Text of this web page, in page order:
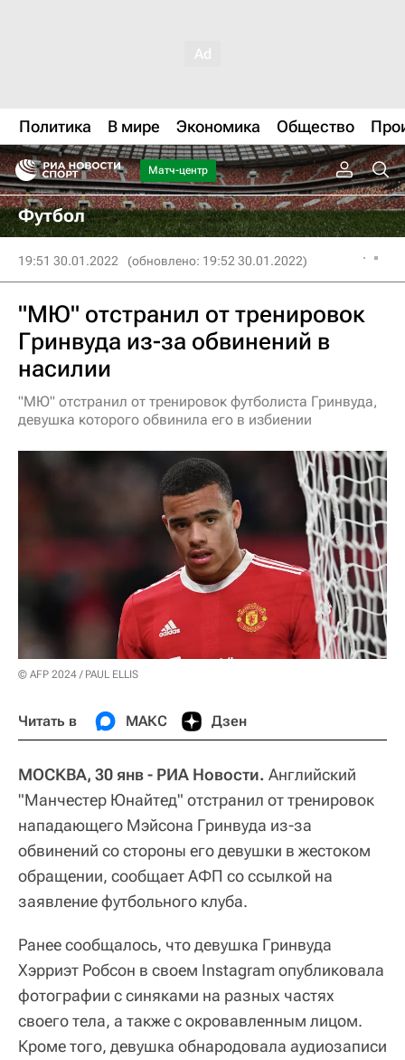
Политика В мире Экономика Общество
Матч-центр
Футбол
19:51 30.01.2022 (обновлено: 19:52 30.01.2022)
"МЮ" отстранил от тренировок
Гринвуда из-за обвинений в
насилии
"МЮ" отстранил от тренировок футболиста Гринвуда,
девушка которого обвинила его в избиении
© AFP 2024 / PAUL ELLIS
Читать в МАКС Дзен
МОСКВА, 30 янв - РИА Новости. Английский
"Манчестер Юнайтед" отстранил от тренировок
нападающего Мэйсона Гринвуда из-за
обвинений со стороны его девушки в жестоком
обращении, сообщает АФП со ссылкой на
заявление футбольного клуба.
Ранее сообщалось, что девушка Гринвуда
Хэрриэт Робсон в своем Instagram опубликовала
фотографии с синяками на разных частях
своего тела, а также с окровавленным лицом.
Кроме того, девушка обнародовала аудиозаписи